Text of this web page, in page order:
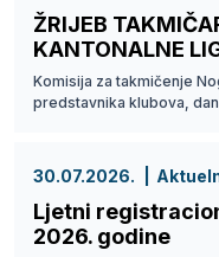
ŽRIJEB
KANTONALNE
Komisija za takmičenje
predstavnika klubova,
30.07.2026.
Ljetni
2026. godine